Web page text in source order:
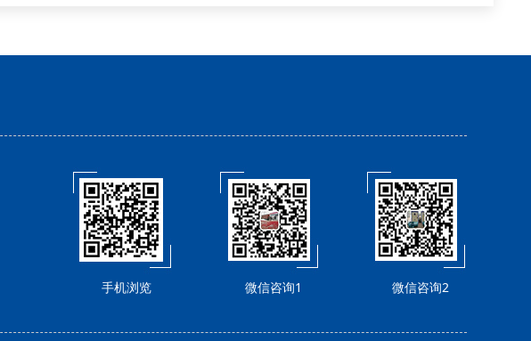
微信咨询2
微信咨询1
手机浏览